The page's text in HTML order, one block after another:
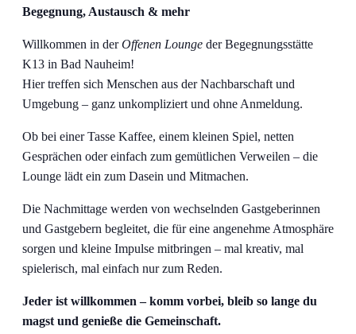
Begegnung, Austausch & mehr
Willkommen in derOffenen Lounge der Begegnungsstätte
K13 in Bad Nauheim!
Hier treffen sich Menschen aus der Nachbarschaft und
Umgebung – ganz unkompliziert und ohne Anmeldung.
Ob bei einer Tasse Kaffee, einem kleinen Spiel, netten
Gesprächen oder einfach zum gemütlichen Verweilen – die
Lounge lädt ein zum Dasein und Mitmachen.
Die Nachmittage werden von wechselnden Gastgeberinnen
und Gastgebern begleitet, die für eine angenehme Atmosphäre
sorgen und kleine Impulse mitbringen – mal kreativ, mal
spielerisch, mal einfach nur zum Reden.
Jeder ist willkommen – komm vorbei, bleib so lange du
magst und genieße die Gemeinschaft.